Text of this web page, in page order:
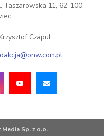
Taszarowska 11, 62-100
Czapul
Sp. z o.o.